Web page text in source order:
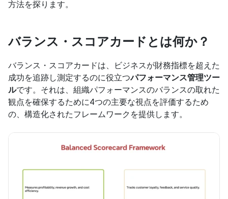
方法を探ります。
バランス・スコアカードとは何か？
バランス・スコアカードは、ビジネスが財務指標を超えた
成功を追跡し測定するのに役立つパフォーマンス管理ツー
ルです。それは、組織パフォーマンスのバランスの取れた
観点を確保するために4つの主要な視点を評価するため
の、構造化されたフレームワークを提供します。